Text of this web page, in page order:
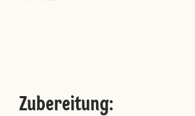
Zubereitung: